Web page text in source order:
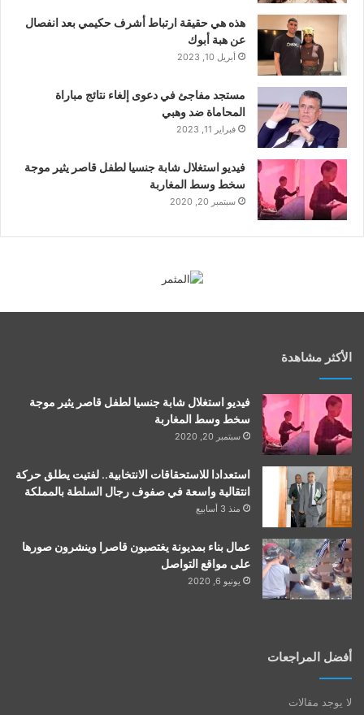
هذه هي حقيقة ارتباط أشرف حكيمي بعد انفصال
عن هبة أبوك
أبريل 10, 2023
مستجد مفاجئ في دعوى إلغاء نتائج مباراة
المحاماة ضد وهبي
فبراير 11, 2023
فيديو استغلال شابة جنسيا لطفل قاصر يثير موجة
سخط وسط المغاربة
سبتمبر 20, 2020
الأكثر مشاهدة
فيديو استغلال شابة جنسيا لطفل قاصر يثير موجة
سخط وسط المغاربة
سبتمبر 20, 2020
استعدادا للاستحقاقات الانتخابية.. لفتيت يطلق حركة
انتقالية واسعة في صفوف رجال السلطة بالمملكة
منذ 3 أسابيع
عمال بناء بمديونة يغتصبون قاصرا وينشرون صورها
على مواقع التواصل
يونيو 6, 2020
أفضل المراجعات
لا يوجد مقالات